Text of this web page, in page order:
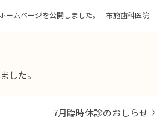
ホームページを公開しました。 - 布施歯科医院
した。
7月臨時休診のおしらせ